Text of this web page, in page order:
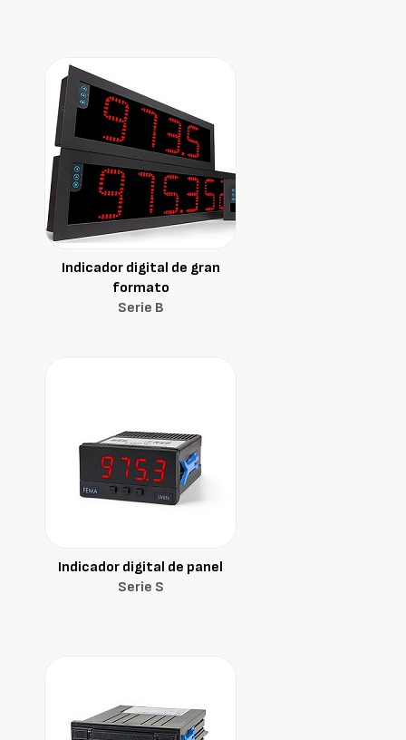
Indicador digital de gran
formato
Serie B
Indicador digital de panel
Serie S